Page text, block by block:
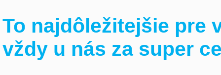
To najdôležitejšie pre
vždy u nás za super